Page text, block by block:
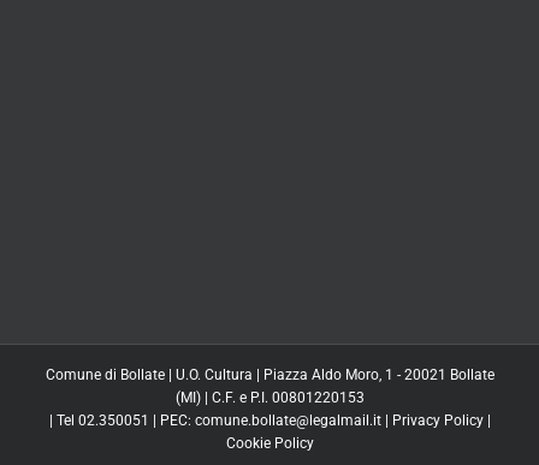
Comune di Bollate | U.O. Cultura | Piazza Aldo Moro, 1 - 20021 Bollate
(MI) | C.F. e P.I. 00801220153
| Tel 02.350051 | PEC: comune.bollate@legalmail.it | Privacy Policy|
Cookie Policy